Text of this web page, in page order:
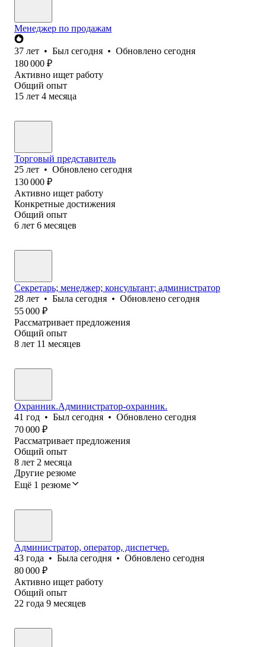
Менеджер по продажам
37 лет • Был сегодня • Обновлено сегодня
180 000 ₽
Активно ищет работу
Общий опыт
15 лет 4 месяца
Торговый представитель
25 лет • Обновлено сегодня
130 000 ₽
Активно ищет работу
Конкретные достижения
Общий опыт
6 лет 6 месяцев
Секретарь; менеджер; консультант; администратор
28 лет • Была сегодня • Обновлено сегодня
55 000 ₽
Рассматривает предложения
Общий опыт
8 лет 11 месяцев
Охранник.Администратор-охранник.
41 год • Был сегодня • Обновлено сегодня
70 000 ₽
Рассматривает предложения
Общий опыт
8 лет 2 месяца
Другие резюме
Ещё 1 резюме
Администратор, оператор, диспетчер.
43 года • Была сегодня • Обновлено сегодня
80 000 ₽
Активно ищет работу
Общий опыт
22 года 9 месяцев